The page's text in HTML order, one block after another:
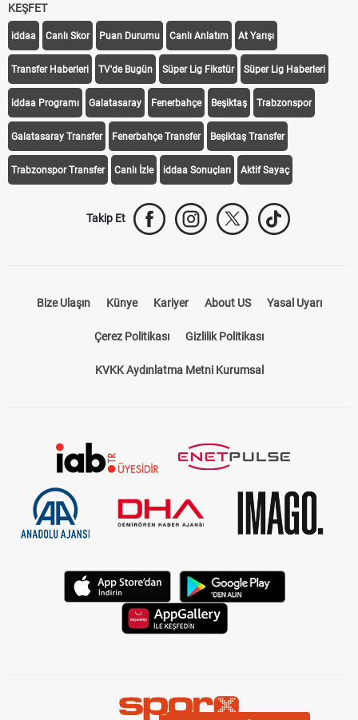
KEŞFET
iddaa Canlı Skor Puan Durumu Canlı Anlatım At Yarışı
Transfer Haberleri TV'de Bugün Süper Lig Fikstür Süper Lig Haberleri
iddaa Programı Galatasaray Fenerbahçe Beşiktaş Trabzonspor
Galatasaray Transfer Fenerbahçe Transfer Beşiktaş Transfer
Trabzonspor Transfer Canlı İzle iddaa Sonuçları Aktif Sayaç
Takip Et
Bize Ulaşın Künye Kariyer About US Yasal Uyarı
Çerez Politikası Gizlilik Politikası
KVKK Aydınlatma Metni Kurumsal